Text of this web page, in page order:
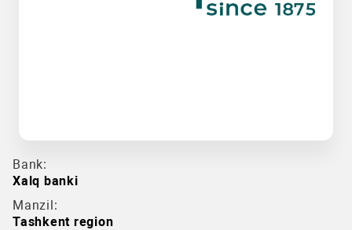
Bank:
Xalq banki
Manzil:
Tashkent region